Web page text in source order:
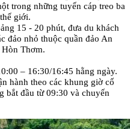
trong những tuyến cáp treo ba
giới.
15 - 20 phút, đưa du khách
đảo nhỏ thuộc quần đảo An
Thơm.
– 16:30/16:45 hằng ngày.
hành theo các khung giờ cố
bắt đầu từ 09:30 và chuyến